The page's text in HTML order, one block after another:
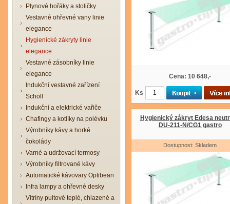
Plynové hořáky a stoličky
Vestavné ohřevné vany linie
elegance
Hygienické zákryty linie
elegance
Vestavné zásobníky linie
elegance
Indukční vestavné zařízení
Scholl
Indukční a elektrické vařiče
Chafingy a kotlíky na polévku
Výrobníky kávy a horké
čokolády
Varné a udržovací termosy
Výrobníky filtrované kávy
Automatické kávovary Optibean
Infra lampy a ohřevné desky
Vitríny pultové teplé, chlazené a
Cena: 10 648,-
Ks
Hygienický zákryt Edesa
DU-211-N/CG1 gastro
Dostupnost: Skladem